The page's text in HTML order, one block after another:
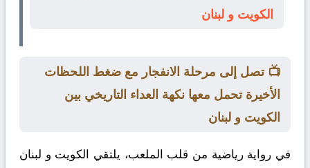
الكويت و لبنان
📺 تصل إلى مرحلة الانفجار مع ضغط اللحظات
الأخيرة تحمل معها نكهة العداء التاريخي بين
الكويت و لبنان
في رواية رياضية من قلب الملعب، يلتقي الكويت و لبنان